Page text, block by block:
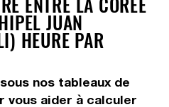
JUAN
HEURE PAR
nos tableaux de
vous aider à calculer